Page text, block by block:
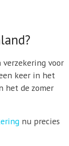
voor
keer in het
het de zomer
nu precies